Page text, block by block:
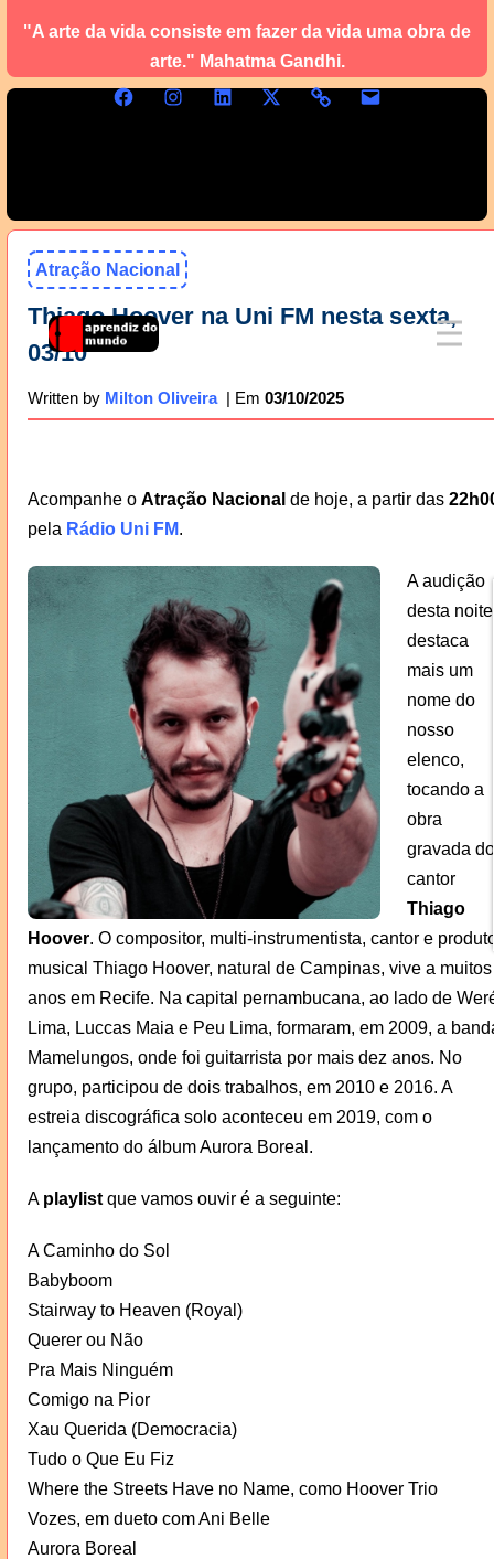
"A arte da vida consiste em fazer da vida uma obra de
arte." Mahatma Gandhi.
Atração Nacional
Thiago Hoover na Uni FM nesta sexta,
03/10
Written by Milton Oliveira 03/10/2025
Acompanhe o Atração Nacional de hoje, a partir das
pela Rádio Uni FM.
A audição
desta noite
destaca
mais um
nome do
nosso
elenco,
tocando a
obra
gravada do
cantor
Thiago
Hoover. O compositor, multi-instrumentista, cantor e
musical Thiago Hoover, natural de Campinas, vive a muitos
anos em Recife. Na capital pernambucana, ao lado de
Lima, Luccas Maia e Peu Lima, formaram, em 2009, a
Mamelungos, onde foi guitarrista por mais dez anos. No
grupo, participou de dois trabalhos, em 2010 e 2016. A
estreia discográfica solo aconteceu em 2019, com o
lançamento do álbum Aurora Boreal.
A playlistque vamos ouvir é a seguinte:
A Caminho do Sol
Babyboom
Stairway to Heaven (Royal)
Querer ou Não
Pra Mais Ninguém
Comigo na Pior
Xau Querida (Democracia)
Tudo o Que Eu Fiz
Where the Streets Have no Name, como Hoover Trio
Vozes, em dueto com Ani Belle
Aurora Boreal